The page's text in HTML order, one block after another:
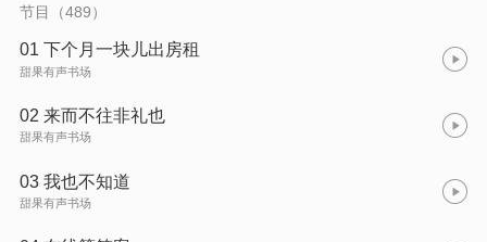
节目（489）
01 下个月一块儿出房租
甜果有声书场
02 来而不往非礼也
甜果有声书场
03 我也不知道
甜果有声书场